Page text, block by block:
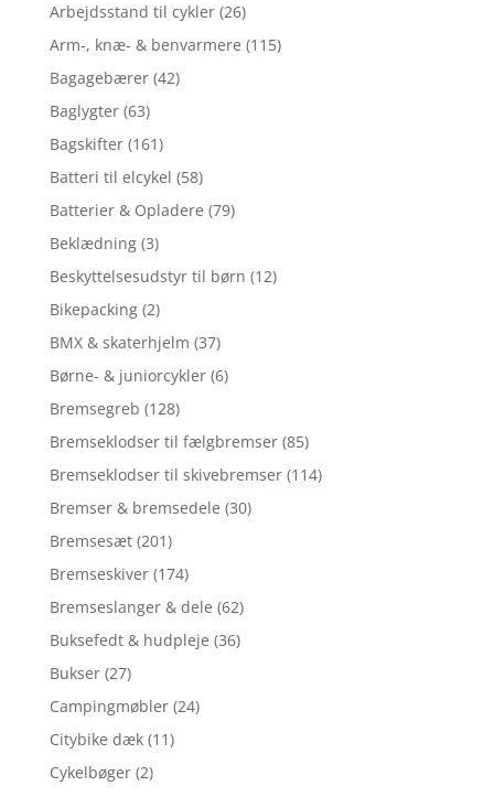
Arbejdsstand til cykler (26)
Arm-, knæ- & benvarmere (115)
Bagagebærer (42)
Baglygter (63)
Bagskifter (161)
Batteri til elcykel (58)
Batterier & Opladere (79)
Beklædning (3)
Beskyttelsesudstyr til børn (12)
Bikepacking (2)
BMX & skaterhjelm (37)
Børne- & juniorcykler (6)
Bremsegreb (128)
Bremseklodser til fælgbremser (85)
Bremseklodser til skivebremser (114)
Bremser & bremsedele (30)
Bremsesæt (201)
Bremseskiver (174)
Bremseslanger & dele (62)
Buksefedt & hudpleje (36)
Bukser (27)
Campingmøbler (24)
Citybike dæk (11)
Cykelbøger (2)